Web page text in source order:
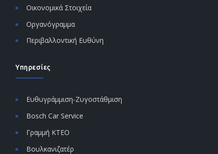
Οικονομικά Στοιχεία
Οργανόγραμμα
Περιβαλλοντική Ευθύνη
Υπηρεσίες
Ευθυγράμμιση-Ζυγοστάθμιση
Bosch Car Service
Γραμμή ΚΤΕΟ
Βουλκανιζατέρ